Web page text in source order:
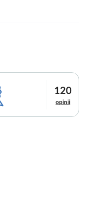
120
opinii